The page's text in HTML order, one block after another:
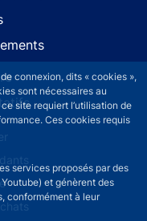
connexion, dits « cookies »,
sont nécessaires au
site requiert l’utilisation de
Ces cookies requis
services proposés par des
et génèrent des
conformément à leur